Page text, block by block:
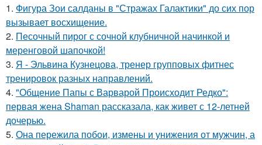
1. Фигура Зои салданы в "Стражах Галактики" до сих пор
вызывает восхищение.
2. Песочный пирог с сочной клубничной начинкой и
меренговой шапочкой!
3. Я - Эльвина Кузнецова, тренер групповых фитнес
тренировок разных направлений.
4. "Общение Папы с Варварой Происходит Редко":
первая жена Shaman рассказала, как живет с 12-летней
дочерью.
5. Она пережила побои, измены и унижения от мужчин, а